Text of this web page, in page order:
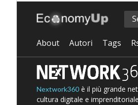
About Autori Tags
Nextwork360è il più grande
cultura digitale e